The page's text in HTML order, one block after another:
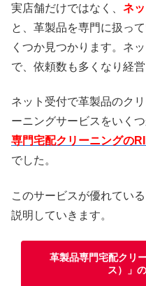
実店舗だけではなく、 ネ
と、革製品を専門に扱っ
くつか見つかります。ネ
で、依頼数も多くなり経
ネット受付で革製品のク
ーニングサービスをいく
専門宅配クリーニングの
でした。
このサービスが優れてい
説明していきます。
革製品専門宅配クリ
ス）」